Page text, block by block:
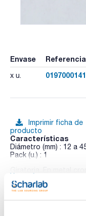
Envase Referencia
x u. 0197000141
Imprimir ficha de
producto
Características
Diámetro (mm) : 12 a
Pack (u.) : 1
Ver más